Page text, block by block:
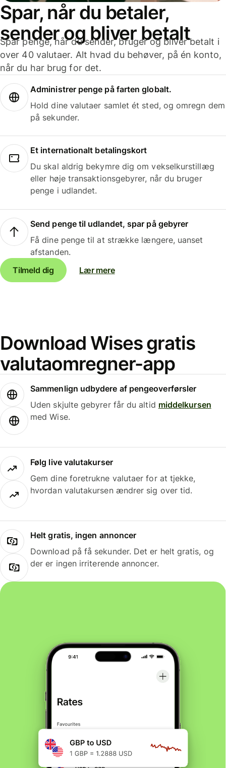
Spar, når du betaler,
sender og bliver betalt
Spar penge, når du sender, bruger og bliver betalt i
over 40 valutaer. Alt hvad du behøver, på én konto,
når du har brug for det.
Administrer penge på farten globalt.
Hold dine valutaer samlet ét sted, og omregn dem
på sekunder.
Et internationalt betalingskort
Du skal aldrig bekymre dig om vekselkurstillæg
eller høje transaktionsgebyrer, når du bruger
penge i udlandet.
Send penge til udlandet, spar på gebyrer
Få dine penge til at strække længere, uanset
afstanden.
Tilmeld dig
Lær mere
Download Wises gratis
valutaomregner-app
Sammenlign udbydere af pengeoverførsler
Uden skjulte gebyrer får du altid middelkursen
med Wise.
Følg live valutakurser
Gem dine foretrukne valutaer for at tjekke,
hvordan valutakursen ændrer sig over tid.
Helt gratis, ingen annoncer
Download på få sekunder. Det er helt gratis, og
der er ingen irriterende annoncer.